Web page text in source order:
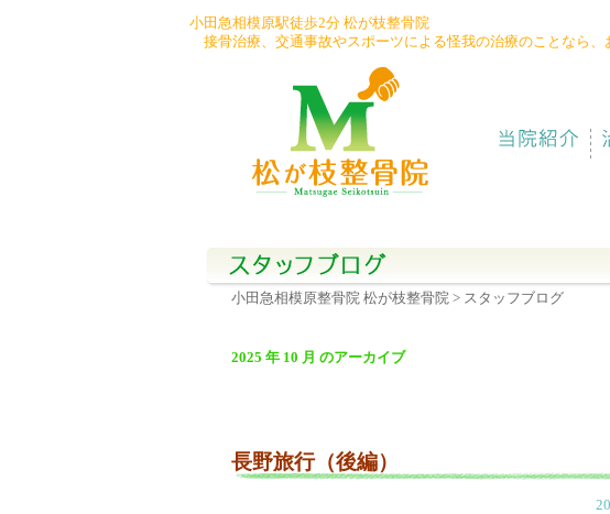
小田急相模原駅徒歩2分 松が枝整骨院
接骨治療、交通事故やスポーツによる怪我の治療のことなら、
042-
小田急相模原整骨院 松が枝整骨院 > スタッフブログ
2025 年 10 月 のアーカイブ
長野旅行（後編）